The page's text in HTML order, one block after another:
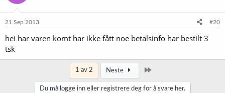
21 Sep 2013 #20
hei har varen komt har ikke fått noe betalsinfo har bestilt 3
tsk
1 av 2 Neste
Du må logge inn eller registrere deg for å svare her.